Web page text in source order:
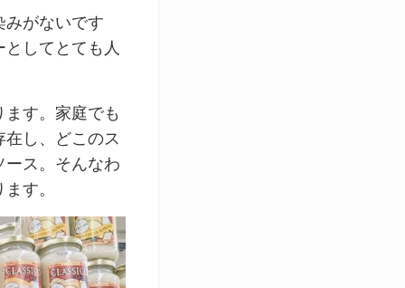
みがないです
してとても人
す。家庭でも
し、どこのス
ス。そんなわ
す。